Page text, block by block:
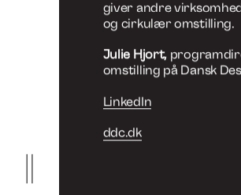
DDC skubber til
med både offentlige
design og
og derigennem er de
altid i processen,